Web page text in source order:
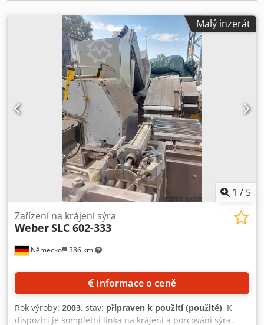
Malý inzerát
1 / 5
Německo 386 km
Zařízení na krájení sýra
WeberSLC 602-333
Informace o ceně
Rok výroby: 2003, stav: připraven k použití (použité), K
dispozici je kompletní linka na krájení a porcování sýra,